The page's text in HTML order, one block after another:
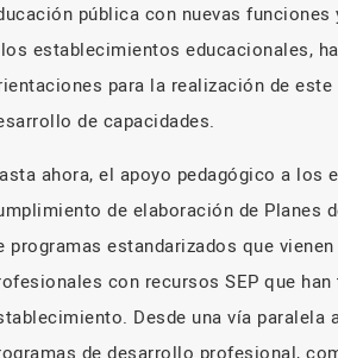
pública con nuevas
establecimientos educacionales,
para la realización de
de capacidades.
ahora, el apoyo pedagógico a
de elaboración de Planes
programas estandarizados que
con recursos SEP que
Desde una vía